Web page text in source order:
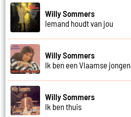
Willy Sommers
Iemand houdt van jou
Willy Sommers
Ik ben een Vlaamse jongen
Willy Sommers
Ik ben thuis